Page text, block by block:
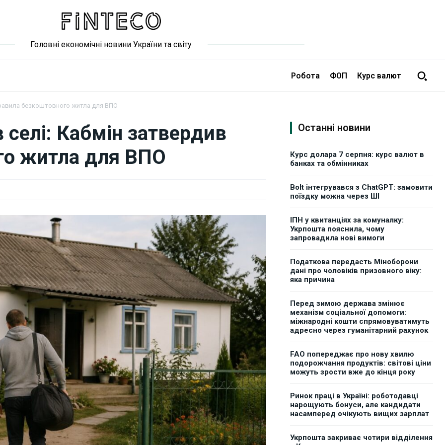
Головні економічні новини України та світу
Робота ФОП Курс валют
безкоштовного житла для ВПО
Кабмін затвердив
житла для ВПО
Останні новини
Курс долара 7 серпня: курс валют в
банках та обмінниках
Bolt інтегрувався з ChatGPT: замовити
поїздку можна через ШІ
ІПН у квитанціях за комуналку:
Укрпошта пояснила, чому
запровадила нові вимоги
Податкова передасть Міноборони
дані про чоловіків призовного віку:
яка причина
Перед зимою держава змінює
механізм соціальної допомоги:
міжнародні кошти спрямовуватимуть
адресно через гуманітарний рахунок
FAO попереджає про нову хвилю
подорожчання продуктів: світові ціни
можуть зрости вже до кінця року
Ринок праці в Україні: роботодавці
нарощують бонуси, але кандидати
насамперед очікують вищих зарплат
Укрпошта закриває чотири відділення